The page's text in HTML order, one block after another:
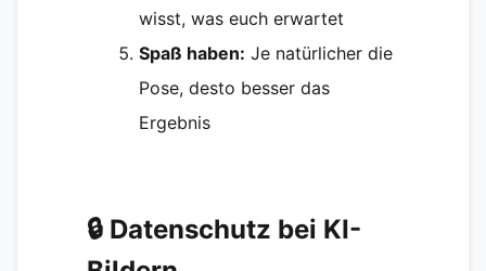
wisst, was euch erwartet
Spaß haben: Je natürlicher die
Pose, desto besser das
Ergebnis
🔒 Datenschutz bei KI-